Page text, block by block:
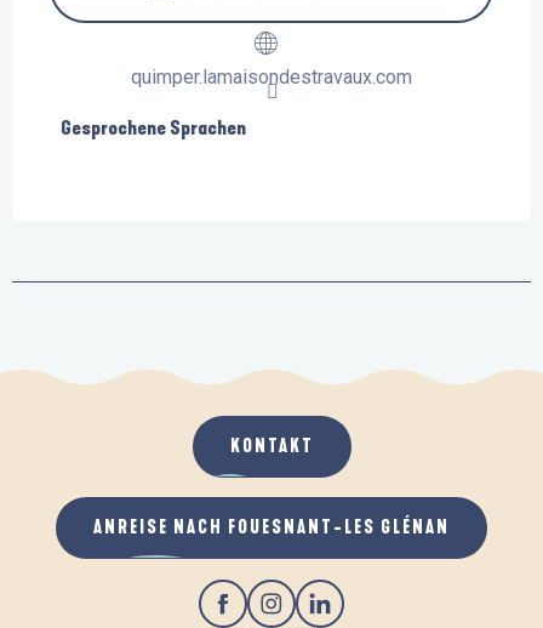
quimper.lamaisondestravaux.com
Gesprochene Sprachen
Gesprochene Sprachen
KONTAKT
ANREISE NACH FOUESNANT-LES GLÉNAN